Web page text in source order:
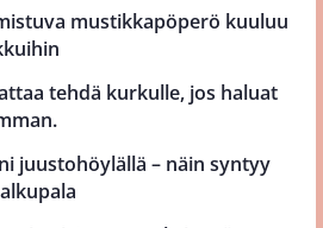
mustikkapöperö kuuluu
tehdä kurkulle, jos haluat
juustohöylällä – näin syntyy